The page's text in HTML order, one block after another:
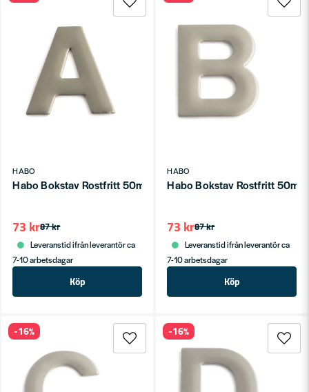
HABO
Habo Bokstav Rostfritt 50mm A SB
87 kr
73 kr
Leveranstid ifrån leverantör ca
7-10 arbetsdagar
Köp
HABO
Habo Bokstav Rostfritt 50mm
87 kr
73 kr
Leveranstid ifrån leverantör ca
7-10 arbetsdagar
Köp
-16% -16%